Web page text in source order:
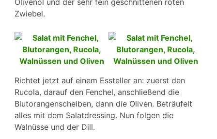
Olivenöl und der sehr fein geschnittenen roten
Zwiebel.
Richtet jetzt auf einem Essteller an: zuerst den
Rucola, darauf den Fenchel, anschließend die
Blutorangenscheiben, dann die Oliven. Beträufelt
alles mit dem Salatdressing. Nun folgen die
Walnüsse und der Dill.